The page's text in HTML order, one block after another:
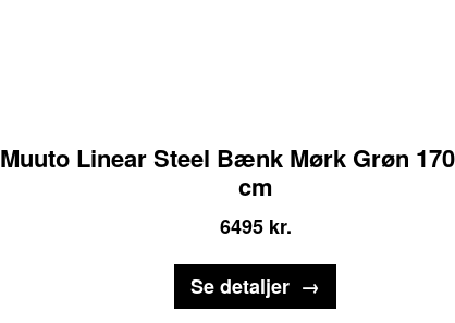
Muuto Linear Steel Bænk Mørk Grøn
cm
6495 kr.
Se detaljer